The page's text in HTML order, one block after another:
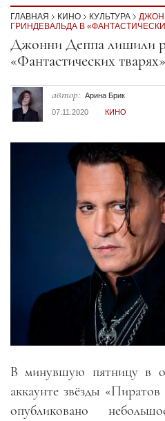
ГЛАВНАЯ КИНО КУЛЬТУРА
ГРИНДЕВАЛЬДА В
Секция статей
Джонни Деппа лишили
«Фантастических тварях»
автор: Арина Брик
07.11.2020
КИНО
В минувшую пятницу в
аккаунте звёзды
опубликовано